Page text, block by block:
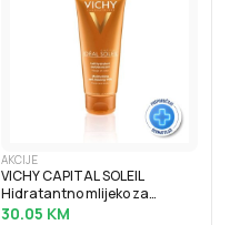
AKCIJE
VICHY CAPITAL SOLEIL
Hidratantno mlijeko za
samotamnjenje, 100 ml
30.05 KM